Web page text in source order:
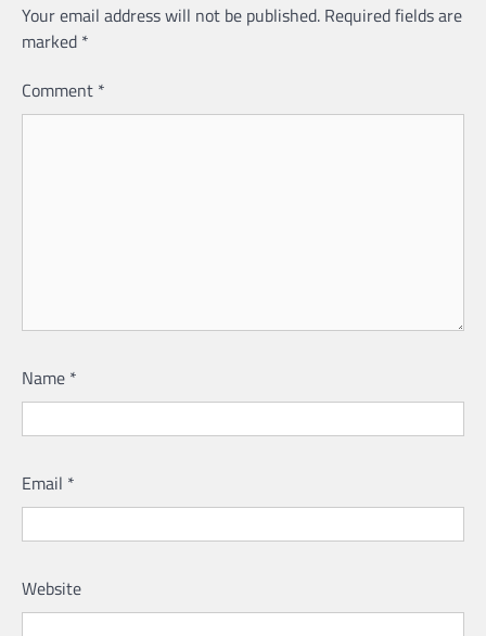
Your email address will not be published. Required fields are
marked *
Comment *
Name *
Email *
Website